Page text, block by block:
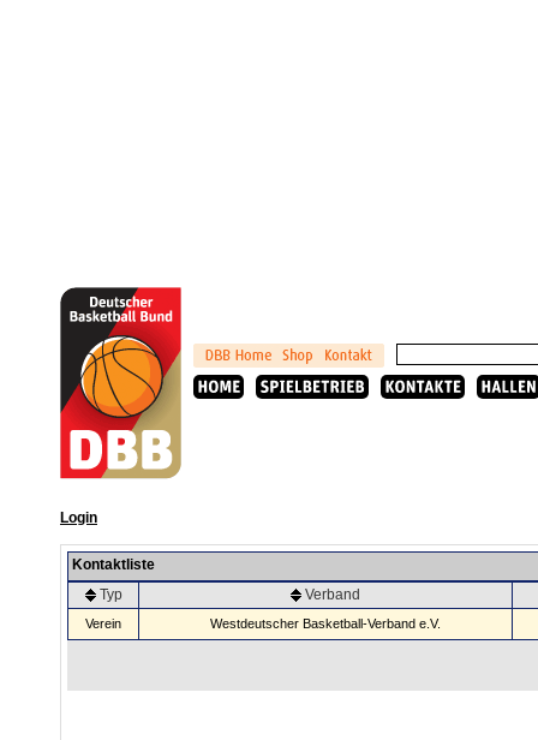
Login
Kontaktliste
Typ
Verband
Verein Westdeutscher Basketball-Verband e.V.